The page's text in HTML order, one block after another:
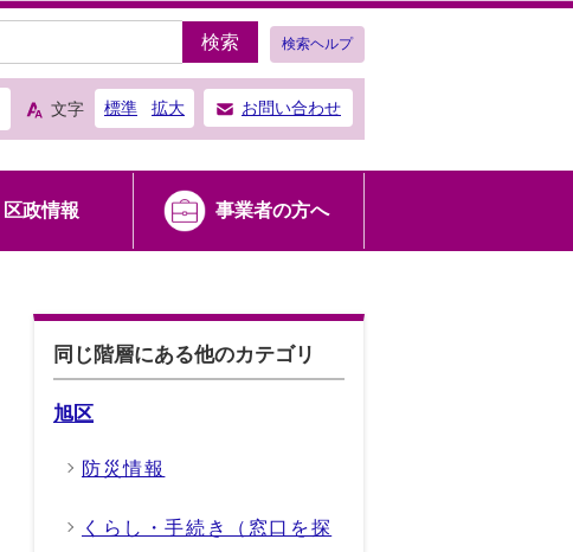
検索 検索ヘルプ
文字 標準 拡大 お問い合わせ
区政情報 事業者の方へ
同じ階層にある他のカテゴリ
旭区
防災情報
くらし・手続き（窓口を探